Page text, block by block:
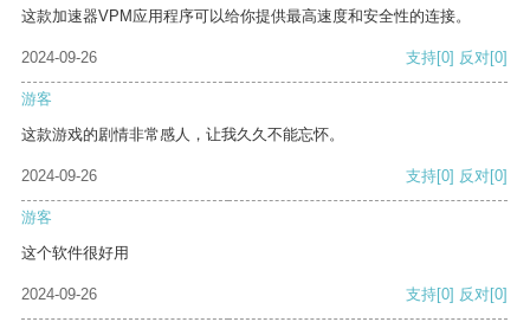
这款加速器VPM应用程序可以给你提供最高速度和安全性的连接。
2024-09-26 支持[0] 反对[0]
游客
这款游戏的剧情非常感人，让我久久不能忘怀。
2024-09-26 支持[0] 反对[0]
游客
这个软件很好用
2024-09-26 支持[0] 反对[0]